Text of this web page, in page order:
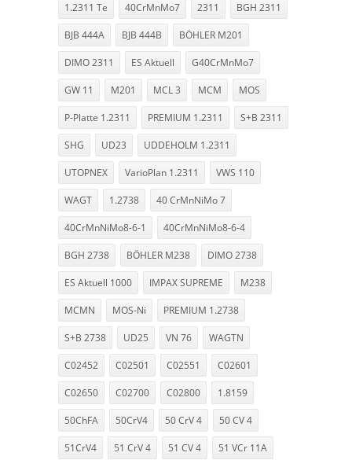
1.2311 Te 40CrMnMo7 2311 BGH 2311
BJB 444A BJB 444B BÖHLER M201
DIMO 2311 ES Aktuell G40CrMnMo7
GW 11 M201 MCL 3 MCM MOS
P-Platte 1.2311 PREMIUM 1.2311 S+B 2311
SHG UD23 UDDEHOLM 1.2311
UTOPNEX VarioPlan 1.2311 VWS 110
WAGT 1.2738 40 CrMnNiMo 7
40CrMnNiMo8-6-1 40CrMnNiMo8-6-4
BGH 2738 BÖHLER M238 DIMO 2738
ES Aktuell 1000 IMPAX SUPREME M238
MCMN MOS-Ni PREMIUM 1.2738
S+B 2738 UD25 VN 76 WAGTN
C02452 C02501 C02551 C02601
C02650 C02700 C02800 1.8159
50ChFA 50CrV4 50 CrV 4 50 CV 4
51CrV4 51 CrV 4 51 CV 4 51 VCr 11A